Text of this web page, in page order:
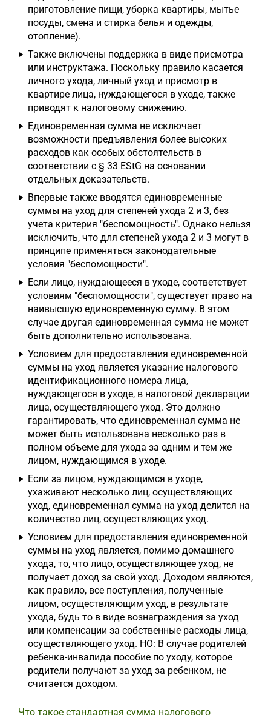
приготовление пищи, уборка квартиры, мытье
посуды, смена и стирка белья и одежды,
отопление).
Также включены поддержка в виде присмотра
или инструктажа. Поскольку правило касается
личного ухода, личный уход и присмотр в
квартире лица, нуждающегося в уходе, также
приводят к налоговому снижению.
Единовременная сумма не исключает
возможности предъявления более высоких
расходов как особых обстоятельств в
соответствии с § 33 EStG на основании
отдельных доказательств.
Впервые также вводятся единовременные
суммы на уход для степеней ухода 2 и 3, без
учета критерия "беспомощность". Однако нельзя
исключить, что для степеней ухода 2 и 3 могут в
принципе применяться законодательные
условия "беспомощности".
Если лицо, нуждающееся в уходе, соответствует
условиям "беспомощности", существует право на
наивысшую единовременную сумму. В этом
случае другая единовременная сумма не может
быть дополнительно использована.
Условием для предоставления единовременной
суммы на уход является указание налогового
идентификационного номера лица,
нуждающегося в уходе, в налоговой декларации
лица, осуществляющего уход. Это должно
гарантировать, что единовременная сумма не
может быть использована несколько раз в
полном объеме для ухода за одним и тем же
лицом, нуждающимся в уходе.
Если за лицом, нуждающимся в уходе,
ухаживают несколько лиц, осуществляющих
уход, единовременная сумма на уход делится на
количество лиц, осуществляющих уход.
Условием для предоставления единовременной
суммы на уход является, помимо домашнего
ухода, то, что лицо, осуществляющее уход, не
получает доход за свой уход. Доходом являются,
как правило, все поступления, полученные
лицом, осуществляющим уход, в результате
ухода, будь то в виде вознаграждения за уход
или компенсации за собственные расходы лица,
осуществляющего уход. НО: В случае родителей
ребенка-инвалида пособие по уходу, которое
родители получают за уход за ребенком, не
считается доходом.
Что такое стандартная сумма налогового